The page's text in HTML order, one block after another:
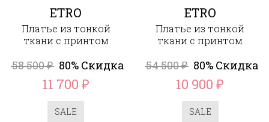
ETRO
Платье из тонкой
ткани с принтом
58 500₽ 80% Скидка
11 700 ₽
SALE
ETRO
Платье из тонкой
ткани с принтом
54 500₽ 80% Скидка
10 900₽
SALE